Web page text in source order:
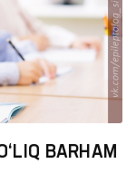
BARHAM